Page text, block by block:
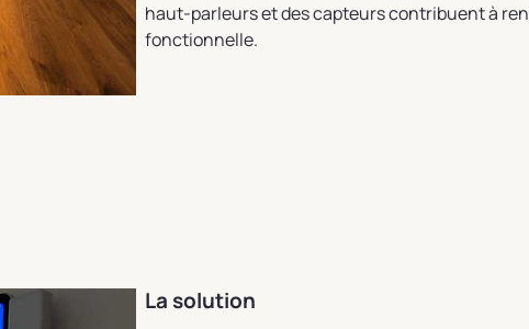
haut-parleurs et des capteurs contribuent à
fonctionnelle.
La solution